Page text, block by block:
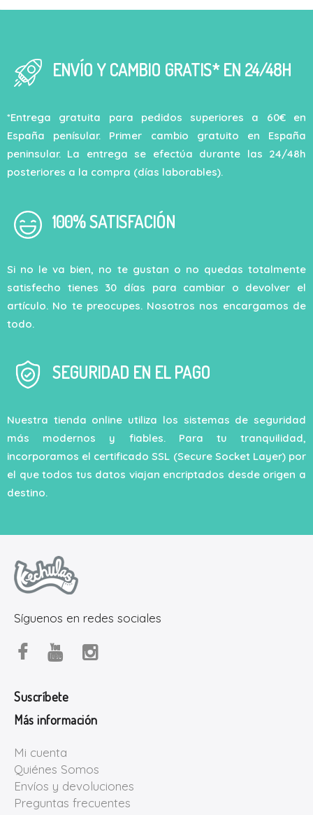
ENVÍO Y CAMBIO GRATIS* EN 24/48H
*Entrega gratuita para pedidos superiores a 60€ en
España penísular. Primer cambio gratuito en España
peninsular. La entrega se efectúa durante las 24/48h
posteriores a la compra (días laborables).
100% SATISFACIÓN
Si no le va bien, no te gustan o no quedas totalmente
satisfecho tienes 30 días para cambiar o devolver el
artículo. No te preocupes. Nosotros nos encargamos de
todo.
SEGURIDAD EN EL PAGO
Nuestra tienda online utiliza los sistemas de seguridad
más modernos y fiables. Para tu tranquilidad,
incorporamos el certificado SSL (Secure Socket Layer) por
el que todos tus datos viajan encriptados desde origen a
destino.
Síguenos en redes sociales
Suscríbete
Más información
Mi cuenta
Quiénes Somos
Envíos y devoluciones
Preguntas frecuentes